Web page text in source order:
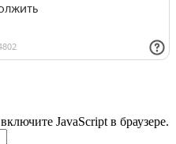
JavaScript в браузере.